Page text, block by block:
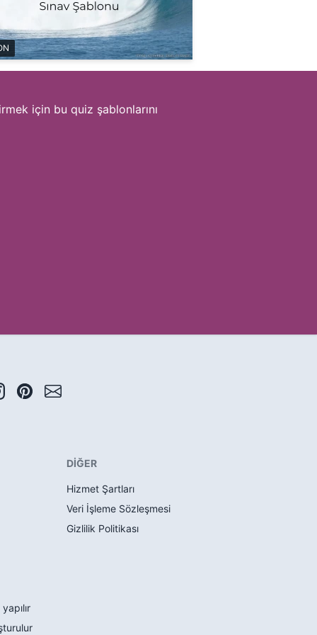
için bu quiz şablonlarını
DİĞER
Hizmet Şartları
Veri İşleme Sözleşmesi
Gizlilik Politikası